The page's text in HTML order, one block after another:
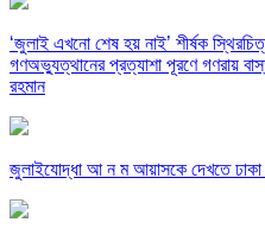
‘জুলাই এখনো শেষ হয় নাই’ শীর্ষক
গণঅভ্যুত্থানের প্রত্যাশা পূরণে গণরায়
রহমান
জুলাইযোদ্ধা আ ন ম আয়াসকে দেখতে ঢাকা